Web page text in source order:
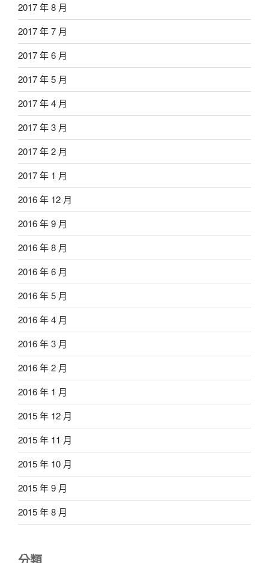
2017 年 8 月
2017 年 7 月
2017 年 6 月
2017 年 5 月
2017 年 4 月
2017 年 3 月
2017 年 2 月
2017 年 1 月
2016 年 12 月
2016 年 9 月
2016 年 8 月
2016 年 6 月
2016 年 5 月
2016 年 4 月
2016 年 3 月
2016 年 2 月
2016 年 1 月
2015 年 12 月
2015 年 11 月
2015 年 10 月
2015 年 9 月
2015 年 8 月